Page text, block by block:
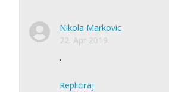
Nikola Markovic
22. Apr 2019.
.
Repliciraj